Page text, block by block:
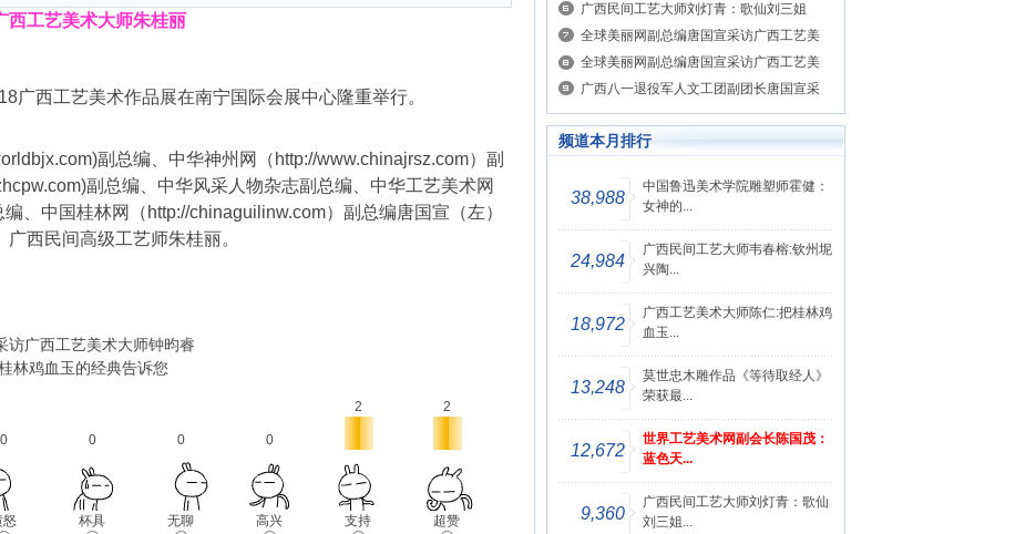
西工艺美术大师朱桂丽
广西工艺美术作品展在南宁国际会展中心隆重举行。
副总编、中华神州网（http://www.chinajrsz.com）副
副总编、中华风采人物杂志副总编、中华工艺美术网
编、中国桂林网（http://chinaguilinw.com）副总编唐国宣（左）
西民间高级工艺师朱桂丽。
访广西工艺美术大师钟昀睿
林鸡血玉的经典告诉您
0
怒
0
杯具
0
无聊
0
高兴
2
支持
2
超赞
广西民间工艺大师刘灯青：歌仙刘三姐
全球美丽网副总编唐国宣采访广西工艺美
全球美丽网副总编唐国宣采访广西工艺美
广西八一退役军人文工团副团长唐国宣采
频道本月排行
38,988
中国鲁迅美术学院雕塑师霍健：
女神的...
24,984
广西民间工艺大师韦春榕:钦州坭
兴陶...
18,972
广西工艺美术大师陈仁:把桂林鸡
血玉...
13,248
莫世忠木雕作品《等待取经人》
荣获最...
12,672
世界工艺美术网副会长陈国茂：
蓝色天...
9,360
广西民间工艺大师刘灯青：歌仙
刘三姐...